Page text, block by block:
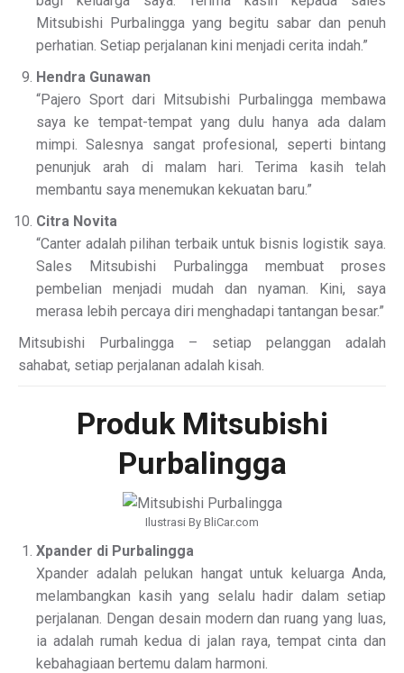
Mitsubishi Purbalingga yang begitu sabar dan penuh
perhatian. Setiap perjalanan kini menjadi cerita indah.”
Hendra Gunawan
“Pajero Sport dari Mitsubishi Purbalingga membawa
saya ke tempat-tempat yang dulu hanya ada dalam
mimpi. Salesnya sangat profesional, seperti bintang
penunjuk arah di malam hari. Terima kasih telah
membantu saya menemukan kekuatan baru.”
Citra Novita
“Canter adalah pilihan terbaik untuk bisnis logistik saya.
Sales Mitsubishi Purbalingga membuat proses
pembelian menjadi mudah dan nyaman. Kini, saya
merasa lebih percaya diri menghadapi tantangan besar.”
Mitsubishi Purbalingga – setiap pelanggan adalah
sahabat, setiap perjalanan adalah kisah.
Produk Mitsubishi
Purbalingga
Ilustrasi By BliCar.com
Xpander di Purbalingga
Xpander adalah pelukan hangat untuk keluarga Anda,
melambangkan kasih yang selalu hadir dalam setiap
perjalanan. Dengan desain modern dan ruang yang luas,
ia adalah rumah kedua di jalan raya, tempat cinta dan
kebahagiaan bertemu dalam harmoni.